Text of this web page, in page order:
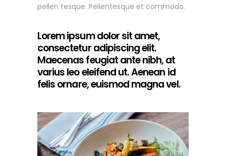
pellen tesque. Pellentesque et commodo.
Lorem ipsum dolor sit amet,
consectetur adipiscing elit.
Maecenas feugiat ante nibh, at
varius leo eleifend ut. Aenean id
felis ornare, euismod magna vel.